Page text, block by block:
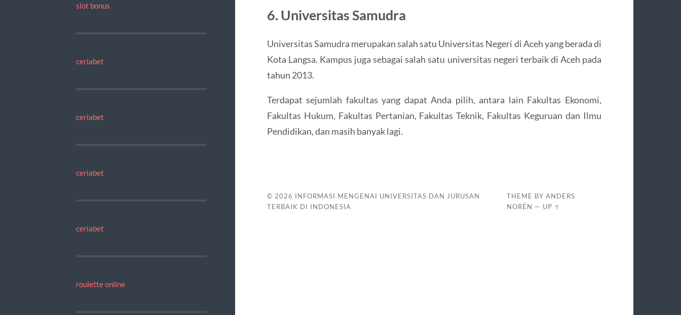
slot bonus
ceriabet
ceriabet
ceriabet
ceriabet
roulette online
6. Universitas Samudra
Universitas Samudra merupakan salah satu Universitas Negeri di Aceh yang berada di
Kota Langsa. Kampus juga sebagai salah satu universitas negeri terbaik di Aceh pada
tahun 2013.
Terdapat sejumlah fakultas yang dapat Anda pilih, antara lain Fakultas Ekonomi,
Fakultas Hukum, Fakultas Pertanian, Fakultas Teknik, Fakultas Keguruan dan Ilmu
Pendidikan, dan masih banyak lagi.
© 2026 INFORMASI MENGENAI UNIVERSITAS DAN JURUSAN
TERBAIK DI INDONESIA
THEME BY ANDERS
NORÉN — UP ↑